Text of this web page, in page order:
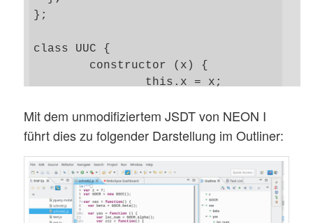
};
class UUC {
	ucc_alpha() {
		this.y = 'yyyy';
}
function GOCC() {
	this.ax_str = 'ufo';
Mit dem unmodifiziertem JSDT von NEON I
führt dies zu folgender Darstellung im Outliner: